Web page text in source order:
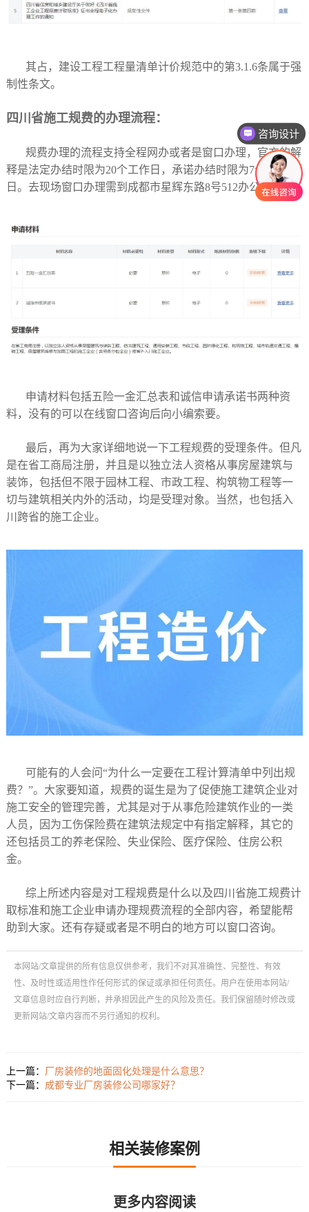
其占，建设工程工程量清单计价规范中的第3.1.6条属于强
制性条文。
四川省施工规费的办理流程：
规费办理的流程支持全程网办或者是窗口办理，官方的解
释是法定办结时限为20个工作日，承诺办结时限为7个工作
日。去现场窗口办理需到成都市星辉东路8号512办公室。
申请材料包括五险一金汇总表和诚信申请承诺书两种资
料，没有的可以在线窗口咨询后向小编索要。
最后，再为大家详细地说一下工程规费的受理条件。但凡
是在省工商局注册，并且是以独立法人资格从事房屋建筑与
装饰，包括但不限于园林工程、市政工程、构筑物工程等一
切与建筑相关内外的活动，均是受理对象。当然，也包括入
川跨省的施工企业。
可能有的人会问“为什么一定要在工程计算清单中列出规
费？”。大家要知道，规费的诞生是为了促使施工建筑企业对
施工安全的管理完善，尤其是对于从事危险建筑作业的一类
人员，因为工伤保险费在建筑法规定中有指定解释，其它的
还包括员工的养老保险、失业保险、医疗保险、住房公积
金。
综上所述内容是对工程规费是什么以及四川省施工规费计
取标准和施工企业申请办理规费流程的全部内容，希望能帮
助到大家。还有存疑或者是不明白的地方可以窗口咨询。
本网站/文章提供的所有信息仅供参考，我们不对其准确性、完整性、有效
性、及时性或适用性作任何形式的保证或承担任何责任。用户在使用本网站/
文章信息时应自行判断，并承担因此产生的风险及责任。我们保留随时修改或
更新网站/文章内容而不另行通知的权利。
上一篇： 厂房装修的地面固化处理是什么意思？
下一篇： 成都专业厂房装修公司哪家好？
相关装修案例
更多内容阅读
咨询设计